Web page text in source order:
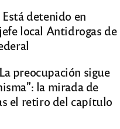
Está detenido en
local Antidrogas de
preocupación sigue
la mirada de
el retiro del capítulo